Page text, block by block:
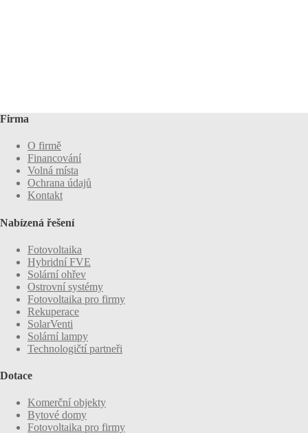
Firma
O firmě
Financování
Volná místa
Ochrana údajů
Kontakt
Nabízená řešení
Fotovoltaika
Hybridní FVE
Solární ohřev
Ostrovní systémy
Fotovoltaika pro firmy
Rekuperace
SolarVenti
Solární lampy
Technologičtí partneři
Dotace
Komerční objekty
Bytové domy
Fotovoltaika pro firmy